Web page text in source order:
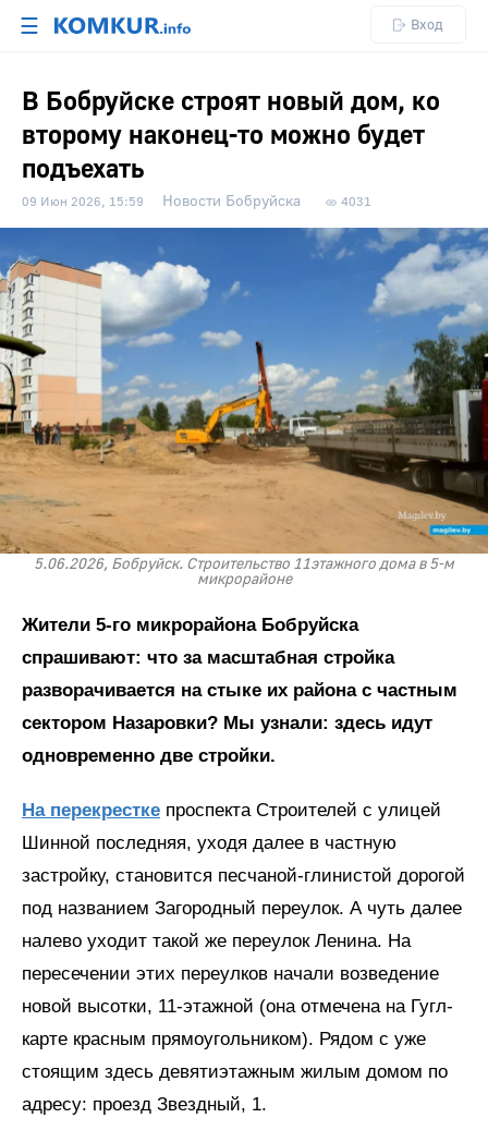
☰ Вход
В Бобруйске строят новый дом, ко
второму наконец-то можно будет
подъехать
09 Июн 2026, 15:59 Новости Бобруйска 4031
5.06.2026, Бобруйск. Строительство 11этажного дома в 5-м
микрорайоне
Жители 5-го микрорайона Бобруйска
спрашивают: что за масштабная стройка
разворачивается на стыке их района с частным
сектором Назаровки? Мы узнали: здесь идут
одновременно две стройки.
На перекрестке проспекта Строителей с улицей
Шинной последняя, уходя далее в частную
застройку, становится песчаной-глинистой дорогой
под названием Загородный переулок. А чуть далее
налево уходит такой же переулок Ленина. На
пересечении этих переулков начали возведение
новой высотки, 11-этажной (она отмечена на Гугл-
карте красным прямоугольником). Рядом с уже
стоящим здесь девятиэтажным жилым домом по
адресу: проезд Звездный, 1.